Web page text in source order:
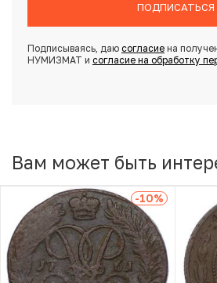
ПОДПИСАТЬСЯ
Подписываясь, даю согласиена
НУМИЗМАТ и согласие на обработку
Вам может быть
-10%